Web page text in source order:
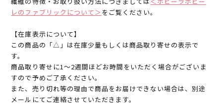
レのファブリックについて＞ をご覧ください。
【在庫表示について】
この商品の「△」は在庫少量もしくは商品取り寄せの表示で
す。
商品取り寄せに1～2週間ほどお時間をいただく場合がございま
すので予めご了承ください。
また、売り切れ等の理由で商品をお届けできない場合は、別途
メールにてご連絡させていただきます。